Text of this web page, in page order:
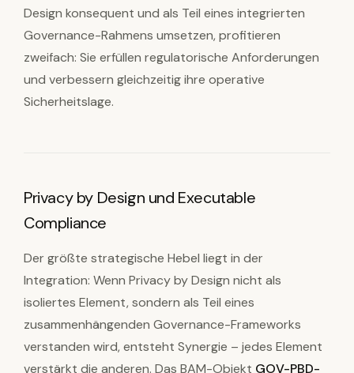
Design konsequent und als Teil eines integrierten
Governance-Rahmens umsetzen, profitieren
zweifach: Sie erfüllen regulatorische Anforderungen
und verbessern gleichzeitig ihre operative
Sicherheitslage.
Privacy by Design und Executable
Compliance
Der größte strategische Hebel liegt in der
Integration: Wenn Privacy by Design nicht als
isoliertes Element, sondern als Teil eines
zusammenhängenden Governance-Frameworks
verstanden wird, entsteht Synergie – jedes Element
verstärkt die anderen. Das BAM-Objekt GOV-PBD-